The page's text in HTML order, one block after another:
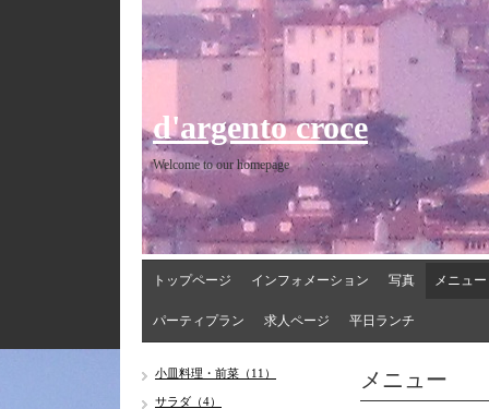
d'argento croce
Welcome to our homepage
トップページ インフォメーション 写真 メニュー
パーティプラン 求人ページ 平日ランチ
メニュー
小皿料理・前菜（11）
サラダ（4）